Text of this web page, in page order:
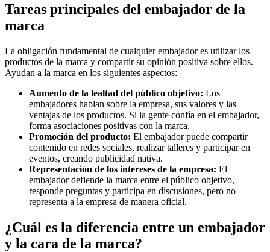
Tareas principales del embajador de la
marca
La obligación fundamental de cualquier embajador es utilizar los
productos de la marca y compartir su opinión positiva sobre ellos.
Ayudan a la marca en los siguientes aspectos:
Aumento de la lealtad del público objetivo: Los
embajadores hablan sobre la empresa, sus valores y las
ventajas de los productos. Si la gente confía en el embajador,
forma asociaciones positivas con la marca.
Promoción del producto: El embajador puede compartir
contenido en redes sociales, realizar talleres y participar en
eventos, creando publicidad nativa.
Representación de los intereses de la empresa: El
embajador defiende la marca entre el público objetivo,
responde preguntas y participa en discusiones, pero no
representa a la empresa de manera oficial.
¿Cuál es la diferencia entre un embajador
y la cara de la marca?